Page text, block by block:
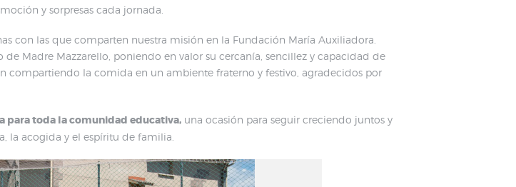
y sorpresas cada jornada.
con las que comparten nuestra misión en la Fundación María Auxiliadora.
Madre Mazzarello, poniendo en valor su cercanía, sencillez y capacidad de
compartiendo la comida en un ambiente fraterno y festivo, agradecidos por
para toda la comunidad educativa, una ocasión para seguir creciendo juntos y
la acogida y el espíritu de familia.